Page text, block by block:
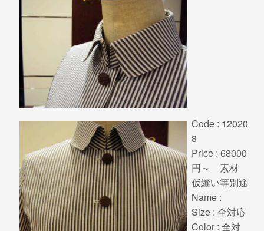
Code : 12020
8
Price : 68000
円～ 素材
仮縫い等別途
Name :
Size : 全対応
Color : 全対